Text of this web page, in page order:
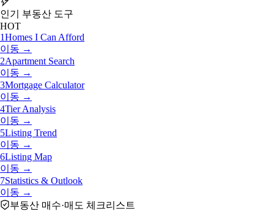
인기 부동산 도구
HOT
1Homes I Can Afford
이동 →
2Apartment Search
이동 →
3Mortgage Calculator
이동 →
4Tier Analysis
이동 →
5Listing Trend
이동 →
6Listing Map
이동 →
7Statistics & Outlook
이동 →
부동산 매수·매도 체크리스트